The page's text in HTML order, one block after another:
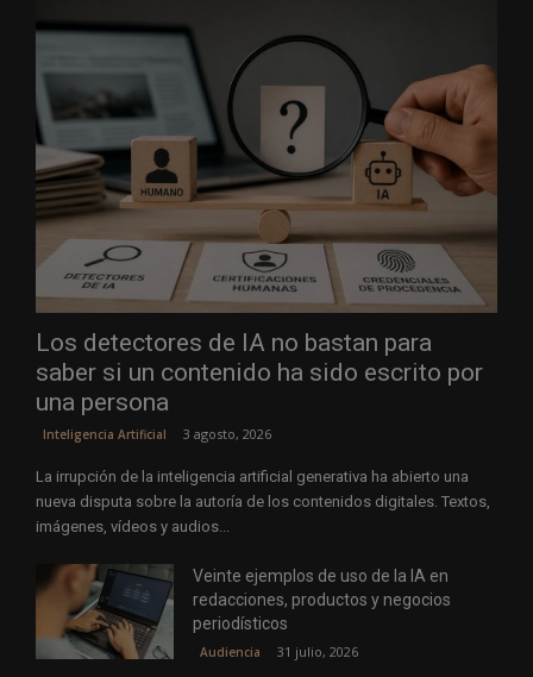
Los detectores de IA no bastan para
saber si un contenido ha sido escrito por
una persona
Inteligencia Artificial 3 agosto, 2026
La irrupción de la inteligencia artificial generativa ha abierto una
nueva disputa sobre la autoría de los contenidos digitales. Textos,
imágenes, vídeos y audios...
Veinte ejemplos de uso de la IA en
redacciones, productos y negocios
periodísticos
Audiencia 31 julio, 2026